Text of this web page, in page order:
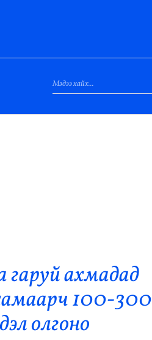
гаруй ахмадад
100-300
олгоно